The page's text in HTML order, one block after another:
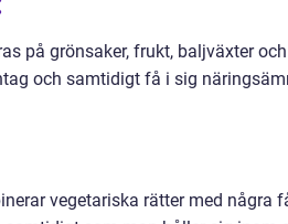
på grönsaker, frukt, baljväxter
och samtidigt få i sig
vegetariska rätter med några